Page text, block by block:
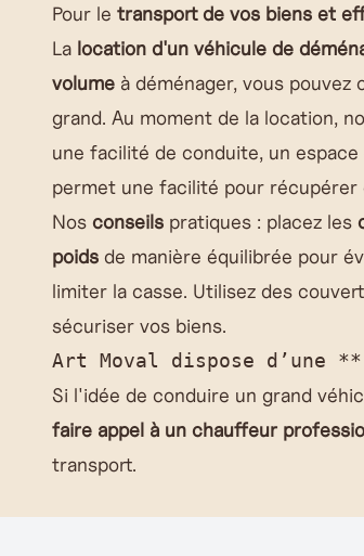
Pour le transport de vos biens et
La location d'un véhicule de
volume à déménager, vous
grand. Au moment de la location,
une facilité de conduite, un
permet une facilité pour récupérer
Nos conseils pratiques : placez les
poids de manière équilibrée pour
limiter la casse. Utilisez des
sécuriser vos biens.
Si l'idée de conduire un grand
faire appel à un chauffeur
transport.